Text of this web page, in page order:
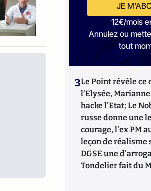
JE
12€/mois
Annulez ou
tout
3Le Point révèle ce
l'Elysée,
hacke l'Etat; Le
russe donne une
courage, l'ex PM
leçon de réalisme
DGSE une
Tondelier fait du